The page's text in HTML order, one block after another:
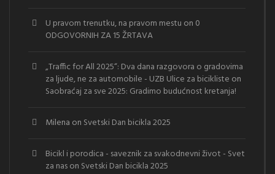
U pravom trenutku, na pravom mestu on 0
ODGOVORNIH ZA 15 ŽRTAVA
„Traffic for All 2025“: Dva dana razgovora o gradovima
za ljude, ne za automobile - UZB Ulice za bicikliste on
Saobraćaj za sve 2025: Gradimo budućnost kretanja!
Milena on Svetski Dan bicikla 2025
Bicikl i porodica - saveznik za svakodnevni život - Svet
za nason Svetski Dan bicikla 2025